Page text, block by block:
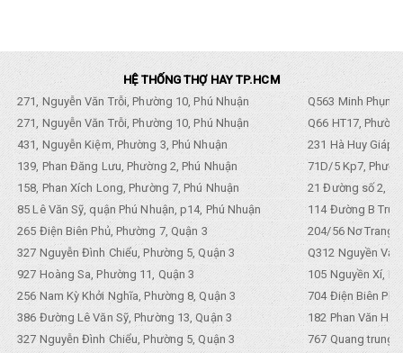
HỆ THỐNG THỢ HAY TP.HCM
271, Nguyễn Văn Trỗi, Phường 10, Phú Nhuận
Q563 Minh
271, Nguyễn Văn Trỗi, Phường 10, Phú Nhuận
Q66 HT17,
431, Nguyễn Kiệm, Phường 3, Phú Nhuận
231 Hà Huy Giáp,
139, Phan Đăng Lưu, Phường 2, Phú Nhuận
71D/5 Kp7,
158, Phan Xích Long, Phường 7, Phú Nhuận
21 Đường số 2,
85 Lê Văn Sỹ, quận Phú Nhuận, p14, Phú Nhuận
114 Đường B
265 Điện Biên Phủ, Phường 7, Quận 3
204/56 Nơ Trang
327 Nguyễn Đình Chiểu, Phường 5, Quận 3
Q312 Nguyền
927 Hoàng Sa, Phường 11, Quận 3
105 Nguyền Xí,
256 Nam Kỳ Khởi Nghĩa, Phường 8, Quận 3
704 Điện Biên
386 Đường Lê Văn Sỹ, Phường 13, Quận 3
182 Phan Văn
327 Nguyễn Đình Chiểu, Phường 5, Quận 3
767 Quang trung,